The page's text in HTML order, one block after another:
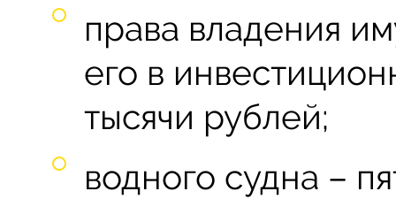
права владения
его в
тысячи рублей;
водного судна –